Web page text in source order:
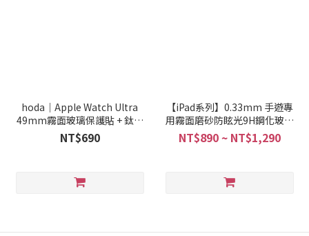
hoda｜Apple Watch Ultra
49mm霧面玻璃保護貼 + 鈦合
金保護框
NT$690
【iPad系列】0.33mm 手遊專
用霧面磨砂防眩光9H鋼化玻璃
保護貼
NT$890 ~ NT$1,290